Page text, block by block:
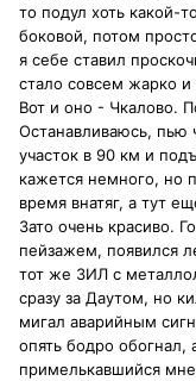
то подул хоть какой-
боковой, потом
я себе ставил
стало совсем жарко и
Вот и оно - Чкалово.
Останавливаюсь, пью
участок в 90 км и
кажется немного, но
время внатяг, а тут
Зато очень красиво.
пейзажем, появился
тот же ЗИЛ с
сразу за Даутом, но
мигал аварийным
опять бодро обогнал,
примелькавшийся